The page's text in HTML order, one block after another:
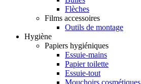
Flèches
Films accessoires
Outils de montage
Hygiène
Papiers hygiéniques
Essuie-mains
Papier toilette
Essuie-tout